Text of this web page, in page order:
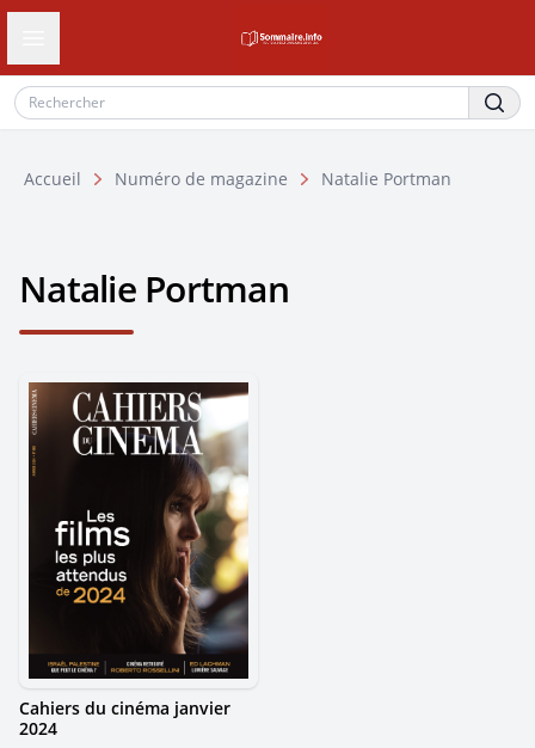
Ouvrir le tiroir de navigation
Accueil Numéro de magazine Natalie Portman
Natalie Portman
Cahiers du cinéma janvier
2024